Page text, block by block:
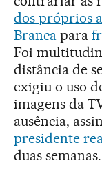
dos próprios
Brancapara
Foi
distância de
exigiu o uso
imagens da
ausência,
presidente
duas semanas.